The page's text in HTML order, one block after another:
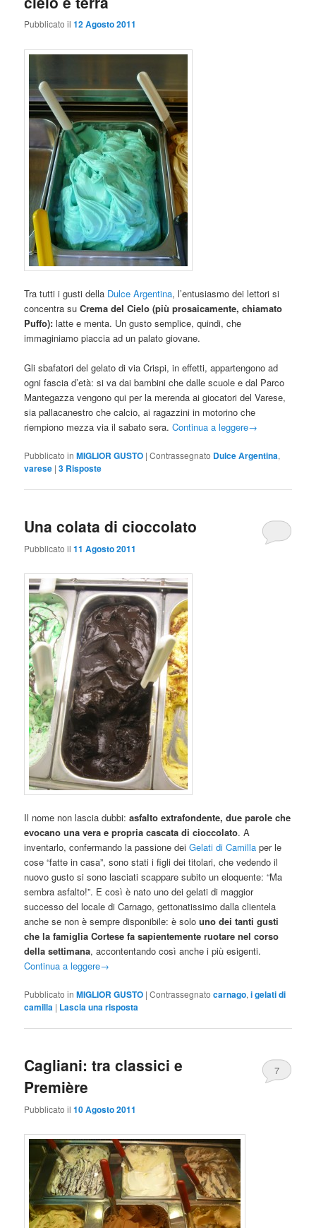
Pubblicato il12 Agosto 2011
Tra tutti i gusti della Dulce Argentina, l’entusiasmo dei lettori si
concentra suCrema del Cielo (più prosaicamente, chiamato
Puffo): latte e menta. Un gusto semplice, quindi, che
immaginiamo piaccia ad un palato giovane.
Gli sbafatori del gelato di via Crispi, in effetti, appartengono ad
ogni fascia d’età: si va dai bambini che dalle scuole e dal Parco
Mantegazza vengono qui per la merenda ai giocatori del Varese,
sia pallacanestro che calcio, ai ragazzini in motorino che
riempiono mezza via il sabato sera.Continua a leggere→
Pubblicato in MIGLIOR GUSTO |Contrassegnato Dulce Argentina,
varese |3 Risposte
Una colata di cioccolato
Pubblicato il11 Agosto 2011
Il nome non lascia dubbi:asfalto extrafondente, due parole che
evocano una vera e propria cascata di cioccolato. A
inventarlo, confermando la passione deiGelati di Camilla per le
cose “fatte in casa”, sono stati i figli dei titolari, che vedendo il
nuovo gusto si sono lasciati scappare subito un eloquente: “Ma
sembra asfalto!”. E così è nato uno dei gelati di maggior
successo del locale di Carnago, gettonatissimo dalla clientela
anche se non è sempre disponibile: è solouno dei tanti gusti
che la famiglia Cortese fa sapientemente ruotare nel corso
della settimana, accontentando così anche i più esigenti.
Continua a leggere→
Pubblicato in MIGLIOR GUSTO |Contrassegnato carnago,i gelati di
camilla | Lascia una risposta
Cagliani: tra classici e
Première
Pubblicato il10 Agosto 2011
7